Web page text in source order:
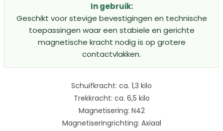
In gebruik:
Geschikt voor stevige bevestigingen en technische
toepassingen waar een stabiele en gerichte
magnetische kracht nodig is op grotere
contactvlakken.
Schuifkracht: ca. 1,3 kilo
Trekkracht: ca. 6,5 kilo
Magnetisering: N42
Magnetiseringrichting: Axiaal